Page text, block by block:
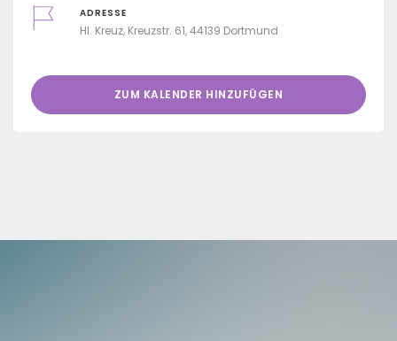
ADRESSE
Hl. Kreuz, Kreuzstr. 61, 44139 Dortmund
ZUM KALENDER HINZUFÜGEN